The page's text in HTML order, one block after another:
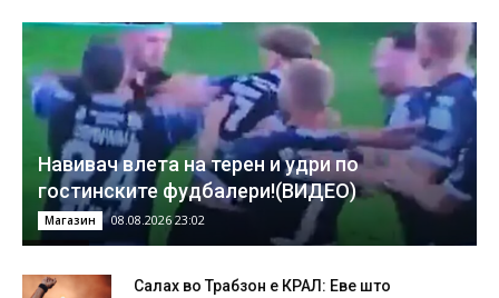
Навивач влета на терен и удри по
гостинските фудбалери!(ВИДЕО)
Магазин 08.08.2026 23:02
Салах во Трабзон е КРАЛ: Еве што